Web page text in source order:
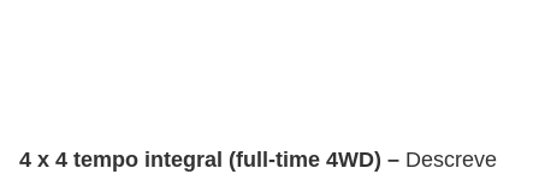
4 x 4 tempo integral (full-time 4WD) – Descreve
a